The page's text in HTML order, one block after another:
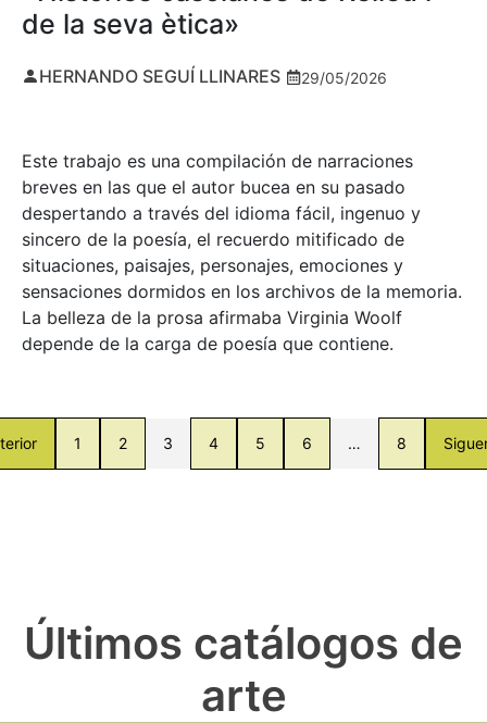
de la seva ètica»
HERNANDO SEGUÍ LLINARES 29/05/2026
Este trabajo es una compilación de narraciones
breves en las que el autor bucea en su pasado
despertando a través del idioma fácil, ingenuo y
sincero de la poesía, el recuerdo mitificado de
situaciones, paisajes, personajes, emociones y
sensaciones dormidos en los archivos de la memoria.
La belleza de la prosa afirmaba Virginia Woolf
depende de la carga de poesía que contiene.
1 2 3 4 5 6 … 8
Últimos catálogos de
arte